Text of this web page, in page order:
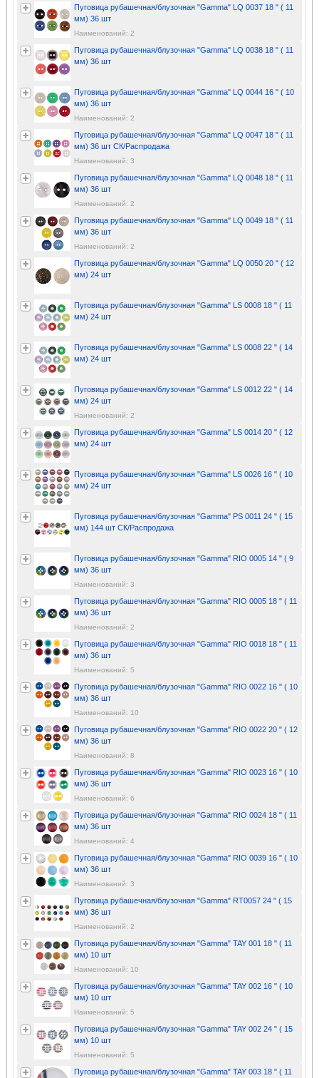
Пуговица рубашечная/блузочная "Gamma" LQ 0037 18 " ( 11
мм) 36 шт
Наименований: 2
Пуговица рубашечная/блузочная "Gamma" LQ 0038 18 " ( 11
мм) 36 шт
Пуговица рубашечная/блузочная "Gamma" LQ 0044 16 " ( 10
мм) 36 шт
Наименований: 2
Пуговица рубашечная/блузочная "Gamma" LQ 0047 18 " ( 11
мм) 36 шт СК/Распродажа
Наименований: 3
Пуговица рубашечная/блузочная "Gamma" LQ 0048 18 " ( 11
мм) 36 шт
Наименований: 2
Пуговица рубашечная/блузочная "Gamma" LQ 0049 18 " ( 11
мм) 36 шт
Наименований: 2
Пуговица рубашечная/блузочная "Gamma" LQ 0050 20 " ( 12
мм) 24 шт
Пуговица рубашечная/блузочная "Gamma" LS 0008 18 " ( 11
мм) 24 шт
Пуговица рубашечная/блузочная "Gamma" LS 0008 22 " ( 14
мм) 24 шт
Пуговица рубашечная/блузочная "Gamma" LS 0012 22 " ( 14
мм) 24 шт
Наименований: 2
Пуговица рубашечная/блузочная "Gamma" LS 0014 20 " ( 12
мм) 24 шт
Пуговица рубашечная/блузочная "Gamma" LS 0026 16 " ( 10
мм) 24 шт
Пуговица рубашечная/блузочная "Gamma" PS 0011 24 " ( 15
мм) 144 шт СК/Распродажа
Пуговица рубашечная/блузочная "Gamma" RIO 0005 14 " ( 9
мм) 36 шт
Наименований: 3
Пуговица рубашечная/блузочная "Gamma" RIO 0005 18 " ( 11
мм) 36 шт
Наименований: 2
Пуговица рубашечная/блузочная "Gamma" RIO 0018 18 " ( 11
мм) 36 шт
Наименований: 5
Пуговица рубашечная/блузочная "Gamma" RIO 0022 16 " ( 10
мм) 36 шт
Наименований: 10
Пуговица рубашечная/блузочная "Gamma" RIO 0022 20 " ( 12
мм) 36 шт
Наименований: 8
Пуговица рубашечная/блузочная "Gamma" RIO 0023 16 " ( 10
мм) 36 шт
Наименований: 6
Пуговица рубашечная/блузочная "Gamma" RIO 0024 18 " ( 11
мм) 36 шт
Наименований: 4
Пуговица рубашечная/блузочная "Gamma" RIO 0039 16 " ( 10
мм) 36 шт
Наименований: 3
Пуговица рубашечная/блузочная "Gamma" RT0057 24 " ( 15
мм) 36 шт
Наименований: 2
Пуговица рубашечная/блузочная "Gamma" TAY 001 18 " ( 11
мм) 10 шт
Наименований: 10
Пуговица рубашечная/блузочная "Gamma" TAY 002 16 " ( 10
мм) 10 шт
Наименований: 5
Пуговица рубашечная/блузочная "Gamma" TAY 002 24 " ( 15
мм) 10 шт
Наименований: 5
Пуговица рубашечная/блузочная "Gamma" TAY 003 18 " ( 11